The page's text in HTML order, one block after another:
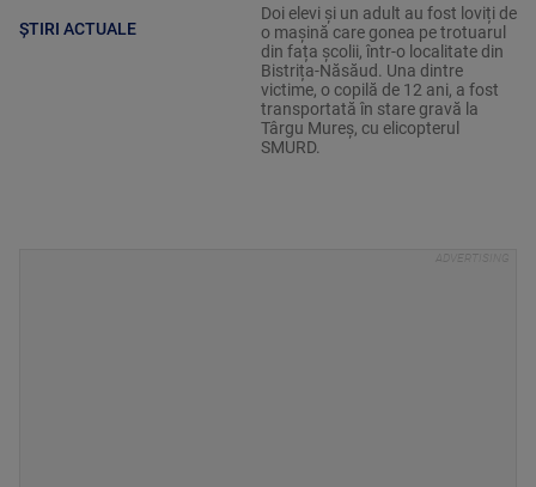
ȘTIRI ACTUALE
Doi elevi și un adult au fost loviți de
o mașină care gonea pe trotuarul
din fața școlii, într-o localitate din
Bistrița-Năsăud. Una dintre
victime, o copilă de 12 ani, a fost
transportată în stare gravă la
Târgu Mureș, cu elicopterul
SMURD.